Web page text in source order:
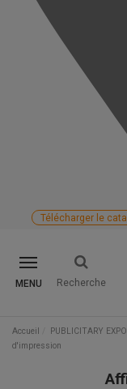
Télécharger le
MENU Recherche
Accueil PUBLICITARY
d'impression